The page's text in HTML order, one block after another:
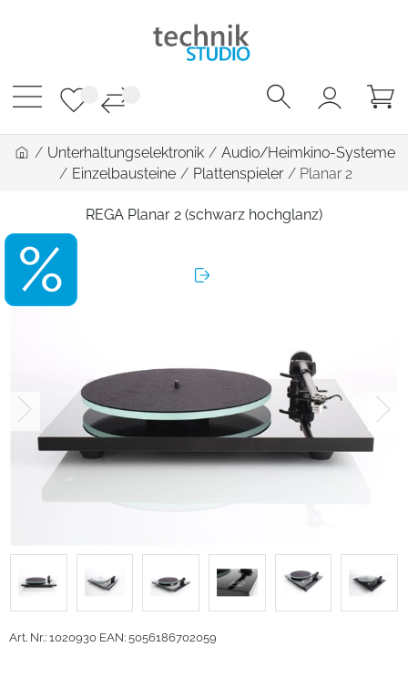
/ Unterhaltungselektronik / Audio/Heimkino-Systeme
/ Einzelbausteine / Plattenspieler / Planar 2
REGA Planar 2 (schwarz hochglanz)
Art. Nr.: 1020930 EAN: 5056186702059